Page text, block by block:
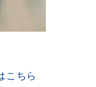
こちら